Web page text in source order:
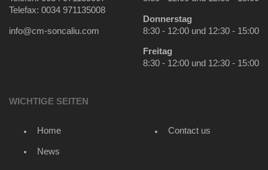
Telefax: 0034 971135008
info@cm-soncaliu.com
Donnerstag
8:30 - 12:00 und 12:30 - 15:00
Freitag
8:30 - 12:00 und 12:30 - 15:00
WICHTIGE SEITEN
Home
News
Contact us